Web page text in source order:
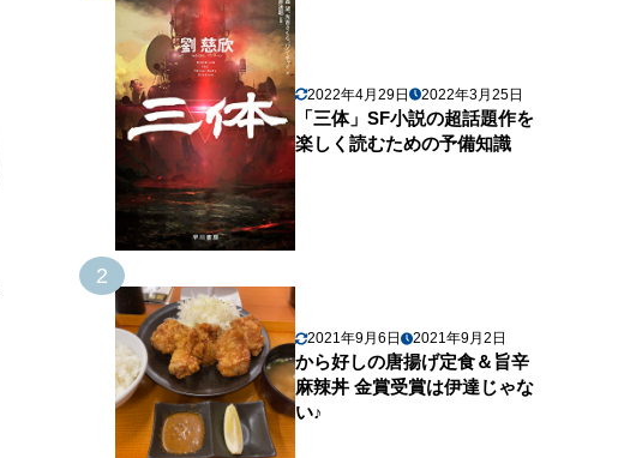
2022年4月29日 2022年3月25日
「三体」SF小説の超話題作を
楽しく読むための予備知識
2
2021年9月6日 2021年9月2日
から好しの唐揚げ定食＆旨辛
麻辣丼 金賞受賞は伊達じゃな
い♪